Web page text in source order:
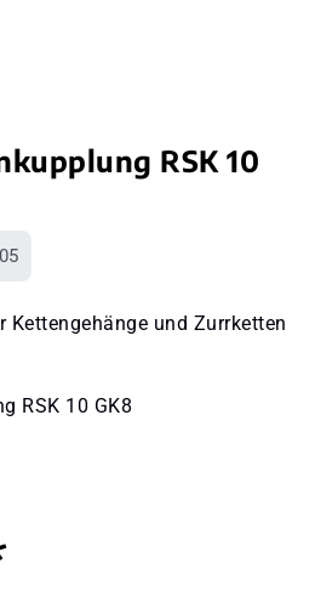
RSK 10
Kettengehänge und Zurrketten
RSK 10 GK8